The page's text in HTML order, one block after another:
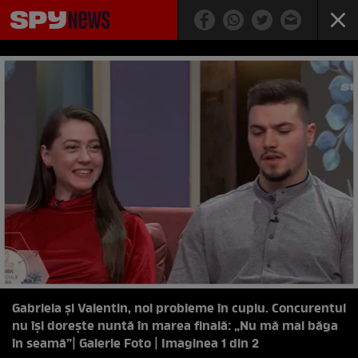
Gabriela și Valentin, noi probleme în cuplu. Concurentul
nu își dorește nuntă în marea finală: „Nu mă mai băga
în seamă”| Galerie Foto | Imaginea 1 din 2